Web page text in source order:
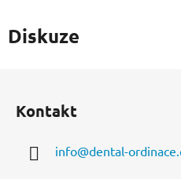
Diskuze
Kontakt
info@dental-